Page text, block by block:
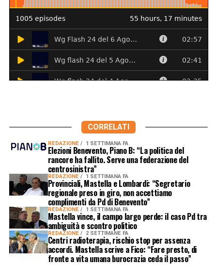
CORRELATI
REDAZIONE 1 SETTIMANA FA
Elezioni Benevento, Piano B: “La politica del
rancore ha fallito. Serve una federazione del
centrosinistra”
REDAZIONE 1 SETTIMANA FA
Provinciali, Mastella e Lombardi: “Segretario
regionale preso in giro, non accettiamo
complimenti da Pd di Benevento”
REDAZIONE 1 SETTIMANA FA
Mastella vince, il campo largo perde: il caso Pd tra
ambiguità e scontro politico
REDAZIONE 2 SETTIMANE FA
Centri radioterapia, rischio stop per assenza
accordi. Mastella scrive a Fico: “Fare presto, di
fronte a vita umana burocrazia ceda il passo”